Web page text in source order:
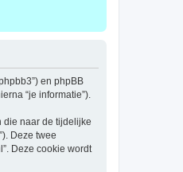
en phpBB
“je informatie”).
die naar de tijdelijke
Deze twee
Deze cookie wordt